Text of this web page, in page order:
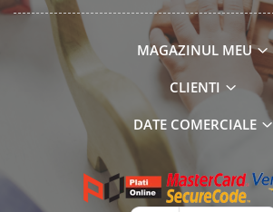
MAGAZINUL MEU
CLIENTI
DATE COMERCIALE